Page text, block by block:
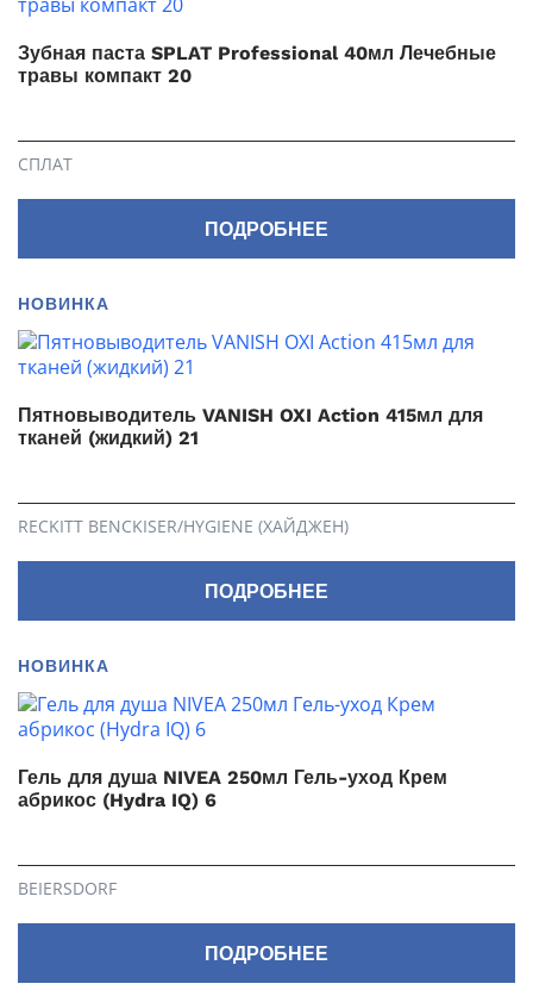
Зубная паста SPLAT Professional 40мл Лечебные
травы компакт 20
СПЛАТ
ПОДРОБНЕЕ
НОВИНКА
Пятновыводитель VANISH OXI Action 415мл для
тканей (жидкий) 21
RECKITT BENCKISER/HYGIENE (ХАЙДЖЕН)
ПОДРОБНЕЕ
НОВИНКА
Гель для душа NIVEA 250мл Гель-уход Крем
абрикос (Hydra IQ) 6
BEIERSDORF
ПОДРОБНЕЕ